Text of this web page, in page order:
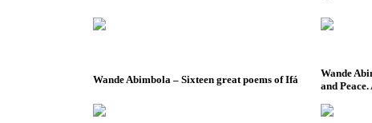
Wande Abimbola – Sixteen great poems of Ifá
Wande
and